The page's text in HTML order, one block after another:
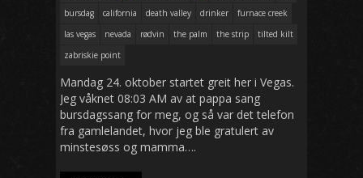
bursdag
california death valley drinker
furnace creek
las vegas
nevada rødvin the palm the strip
tilted kilt
zabriskie point
Mandag 24. oktober startet greit her i Vegas.
Jeg våknet 08:03 AM av at pappa sang
bursdagssang for meg, og så var det telefon
fra gamlelandet, hvor jeg ble gratulert av
minstesøss og mamma….